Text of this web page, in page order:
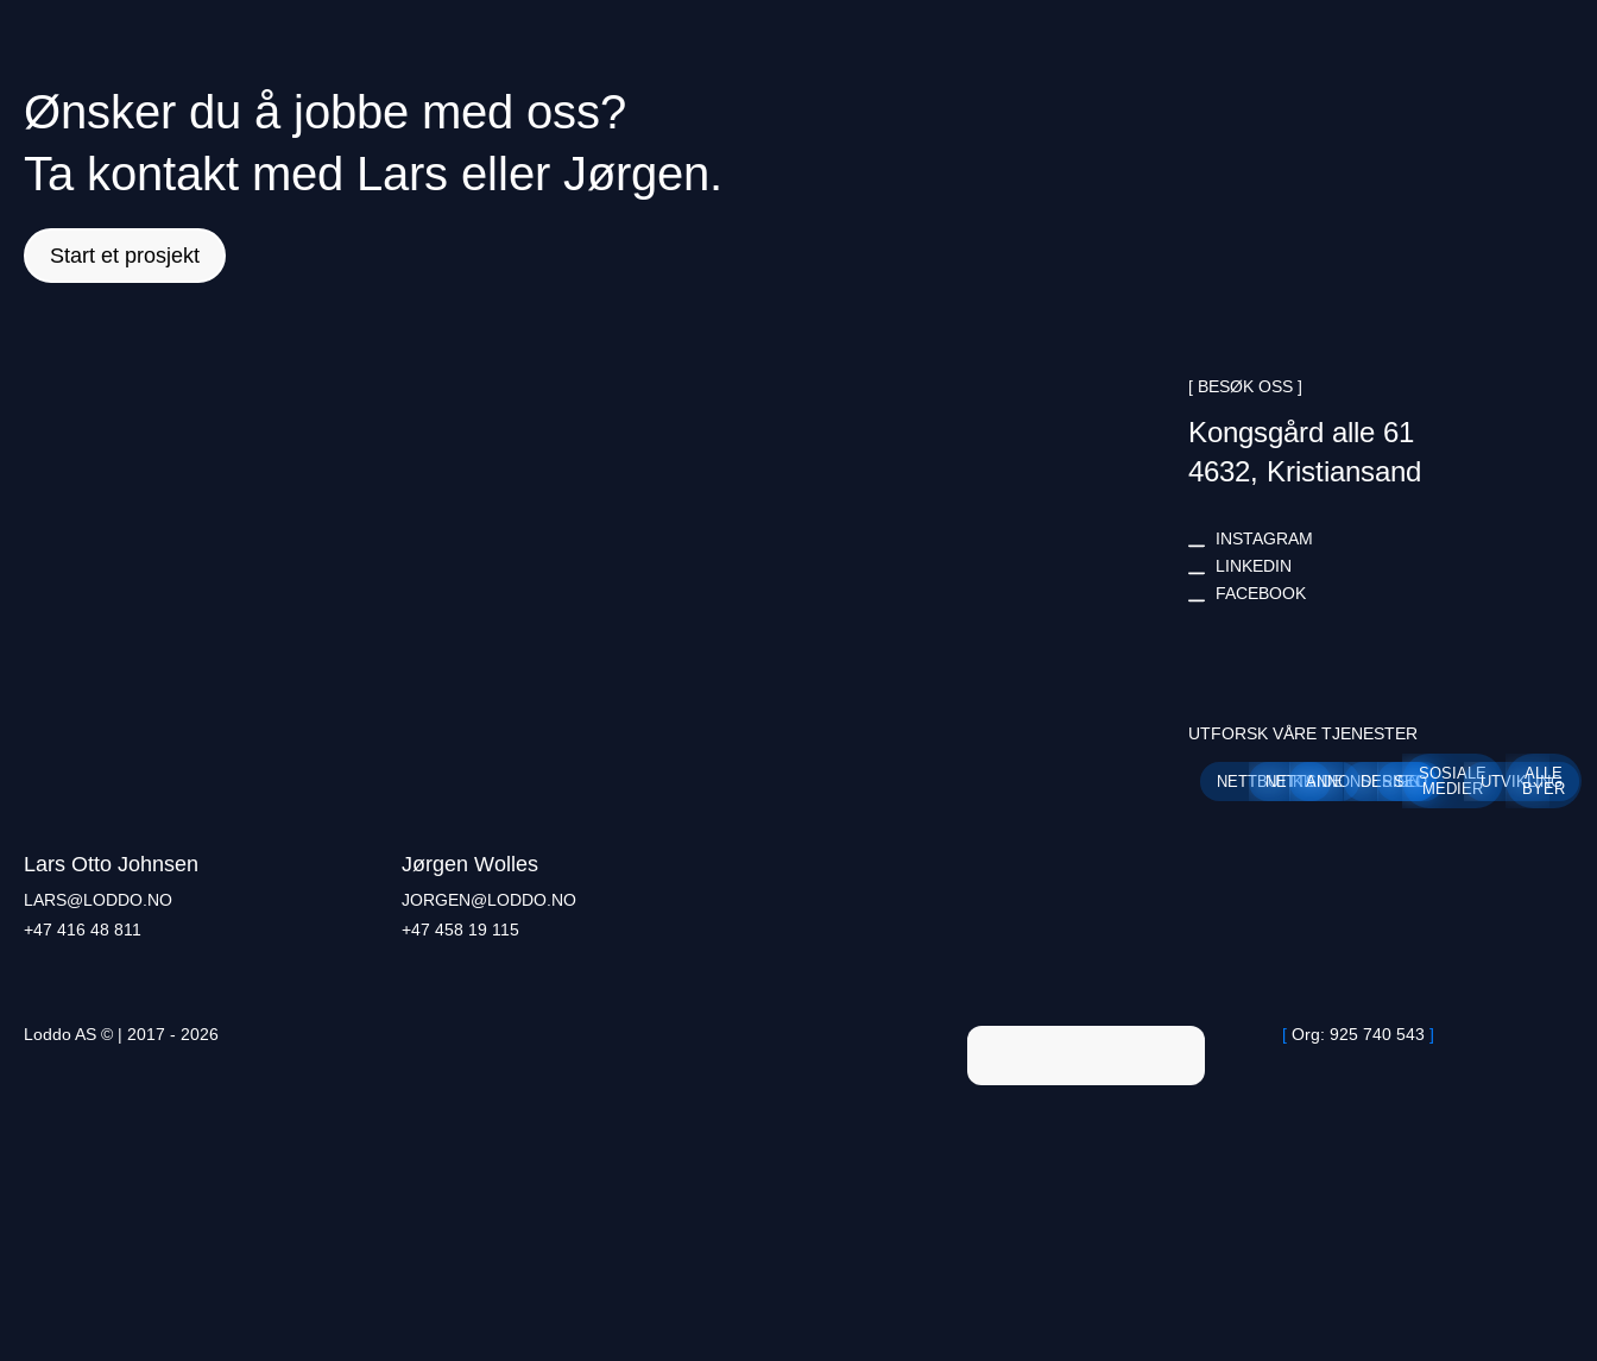
Ønsker du å jobbe med oss?
Ta kontakt med Lars eller Jørgen.
Start et prosjekt
Lars Otto Johnsen
LARS@LODDO.NO
+47 416 48 811
Jørgen Wolles
JORGEN@LODDO.NO
+47 458 19 115
[ BESØK OSS ]
Kongsgård alle 61
4632, Kristiansand
INSTAGRAM
LINKEDIN
FACEBOOK
UTFORSK VÅRE TJENESTER
NETTBUTIKK
NETTSIDEANNONSERING
DESIGN
SEOSOSIALE
MEDIERUTVIKLING
ALLE
BYER
Loddo AS © | 2017 - 2026 [Org: 925 740 543 ]